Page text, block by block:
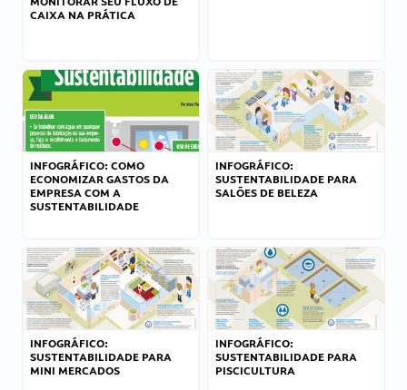
CAIXA NA PRÁTICA
INFOGRÁFICO: COMO
ECONOMIZAR GASTOS DA
EMPRESA COM A
SUSTENTABILIDADE
INFOGRÁFICO:
SUSTENTABILIDADE PARA
SALÕES DE BELEZA
INFOGRÁFICO:
SUSTENTABILIDADE PARA
MINI MERCADOS
INFOGRÁFICO:
SUSTENTABILIDADE PARA
PISCICULTURA